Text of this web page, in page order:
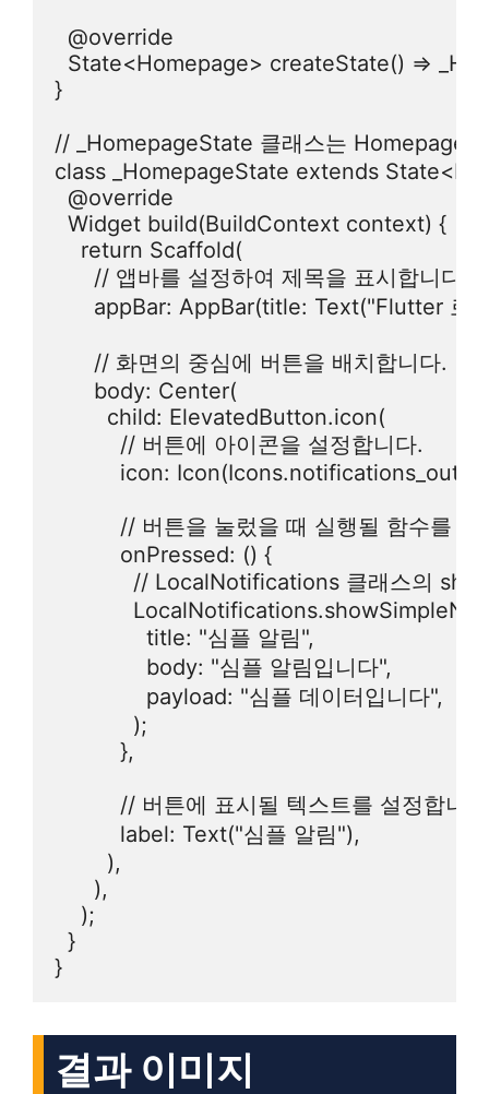
  @override
State<Homepage> createState() =>
}
// _HomepageState 클래스는 Homepage
class _HomepageState extends
  @override
  Widget build(BuildContext context) {
    return Scaffold(
      // 앱바를 설정하여 제목을 표시합니다.
appBar: AppBar(title: Text("Flutter 로
      // 화면의 중심에 버튼을 배치합니다.
      body: Center(
        child: ElevatedButton.icon(
          // 버튼에 아이콘을 설정합니다.
icon:
// 버튼을 눌렀을 때 실행될 함수를
          onPressed: () {
// LocalNotifications 클래스의
              title: "심플 알림",
              body: "심플 알림입니다",
              payload: "심플 데이터입니다",
            );
          },
// 버튼에 표시될 텍스트를 설정합니
          label: Text("심플 알림"),
        ),
      ),
    );
  }
결과 이미지